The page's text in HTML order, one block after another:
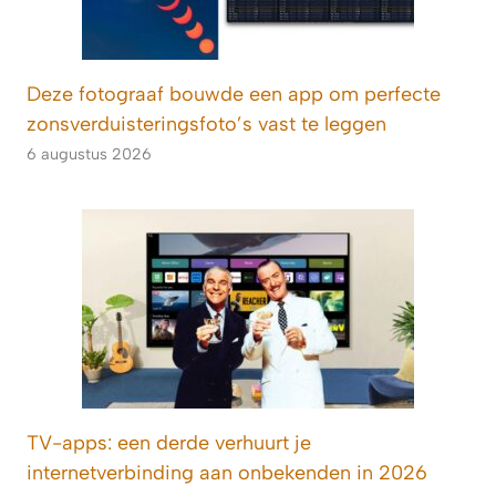
Deze fotograaf bouwde een app om perfecte
zonsverduisteringsfoto’s vast te leggen
6 augustus 2026
TV-apps: een derde verhuurt je
internetverbinding aan onbekenden in 2026